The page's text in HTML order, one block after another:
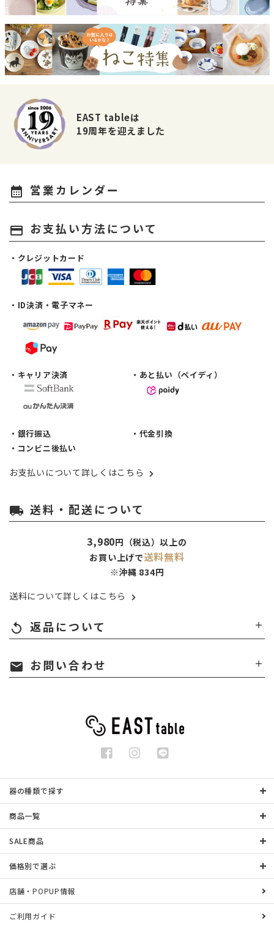
EAST tableは
19周年を迎えました
calendar_month 営業カレンダー
payment お支払い方法について
・クレジットカード
・ID決済・電子マネー
・キャリア決済 ・あと払い（ペイディ）
・銀行振込
・代金引換
・コンビニ後払い
お支払いについて詳しくはこちら
local_shipping 送料・配送について
3,980円（税込）以上の
お買い上げで送料無料
※沖縄 834円
送料について詳しくはこちら
replay 返品について
mail お問い合わせ
器の種類で探す
商品一覧
SALE商品
価格別で選ぶ
店舗・POPUP情報
ご利用ガイド